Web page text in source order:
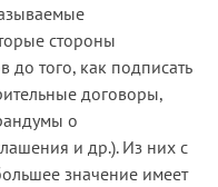
стороны
до того, как подписать
договоры,
о
и др.). Из них с
значение имеет